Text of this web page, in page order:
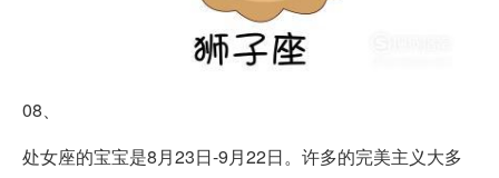
08、
处女座的宝宝是8月23日-9月22日。许多的完美主义大多